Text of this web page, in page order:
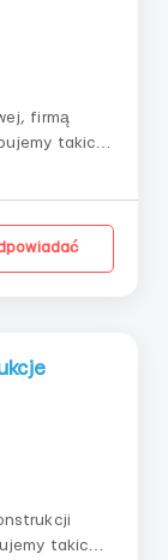
firmą
takich,
się do
takich